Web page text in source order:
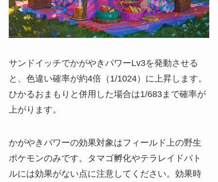
サンドイッチでかがやきパワーLv3を発動させる
と、色違い確率が約4倍（1/1024）に上昇します。
ひかるおまもりと併用した場合は1/683まで確率が
上がります。
かがやきパワーの効果対象はフィールド上の野生
ポケモンのみです。タマゴ孵化やテラレイドバト
ルには効果がない点に注意してください。効果時